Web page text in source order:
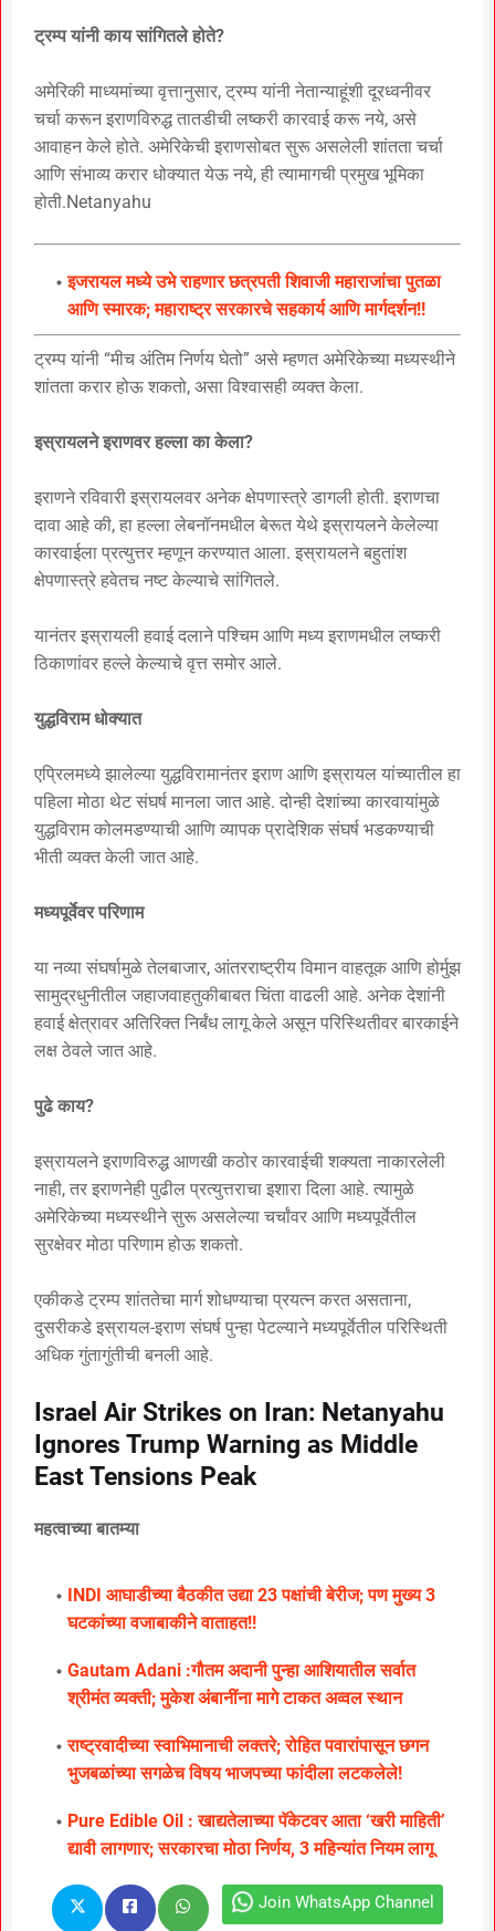
ट्रम्प यांनी काय सांगितले होते?
अमेरिकी माध्यमांच्या वृत्तानुसार, ट्रम्प यांनी नेतान्याहूंशी दूरध्वनीवर
चर्चा करून इराणविरुद्ध तातडीची लष्करी कारवाई करू नये, असे
आवाहन केले होते. अमेरिकेची इराणसोबत सुरू असलेली शांतता चर्चा
आणि संभाव्य करार धोक्यात येऊ नये, ही त्यामागची प्रमुख भूमिका
होती.Netanyahu
इजरायल मध्ये उभे राहणार छत्रपती शिवाजी महाराजांचा पुतळा
आणि स्मारक; महाराष्ट्र सरकारचे सहकार्य आणि मार्गदर्शन!!
ट्रम्प यांनी “मीच अंतिम निर्णय घेतो” असे म्हणत अमेरिकेच्या मध्यस्थीने
शांतता करार होऊ शकतो, असा विश्वासही व्यक्त केला.
इस्रायलने इराणवर हल्ला का केला?
इराणने रविवारी इस्रायलवर अनेक क्षेपणास्त्रे डागली होती. इराणचा
दावा आहे की, हा हल्ला लेबनॉनमधील बेरूत येथे इस्रायलने केलेल्या
कारवाईला प्रत्युत्तर म्हणून करण्यात आला. इस्रायलने बहुतांश
क्षेपणास्त्रे हवेतच नष्ट केल्याचे सांगितले.
यानंतर इस्रायली हवाई दलाने पश्चिम आणि मध्य इराणमधील लष्करी
ठिकाणांवर हल्ले केल्याचे वृत्त समोर आले.
युद्धविराम धोक्यात
एप्रिलमध्ये झालेल्या युद्धविरामानंतर इराण आणि इस्रायल यांच्यातील हा
पहिला मोठा थेट संघर्ष मानला जात आहे. दोन्ही देशांच्या कारवायांमुळे
युद्धविराम कोलमडण्याची आणि व्यापक प्रादेशिक संघर्ष भडकण्याची
भीती व्यक्त केली जात आहे.
मध्यपूर्वेवर परिणाम
या नव्या संघर्षामुळे तेलबाजार, आंतरराष्ट्रीय विमान वाहतूक आणि होर्मुझ
सामुद्रधुनीतील जहाजवाहतुकीबाबत चिंता वाढली आहे. अनेक देशांनी
हवाई क्षेत्रावर अतिरिक्त निर्बंध लागू केले असून परिस्थितीवर बारकाईने
लक्ष ठेवले जात आहे.
पुढे काय?
इस्रायलने इराणविरुद्ध आणखी कठोर कारवाईची शक्यता नाकारलेली
नाही, तर इराणनेही पुढील प्रत्युत्तराचा इशारा दिला आहे. त्यामुळे
अमेरिकेच्या मध्यस्थीने सुरू असलेल्या चर्चांवर आणि मध्यपूर्वेतील
सुरक्षेवर मोठा परिणाम होऊ शकतो.
एकीकडे ट्रम्प शांततेचा मार्ग शोधण्याचा प्रयत्न करत असताना,
दुसरीकडे इस्रायल-इराण संघर्ष पुन्हा पेटल्याने मध्यपूर्वेतील परिस्थिती
अधिक गुंतागुंतीची बनली आहे.
Israel Air Strikes on Iran: Netanyahu
Ignores Trump Warning as Middle
East Tensions Peak
महत्वाच्या बातम्या
INDI आघाडीच्या बैठकीत उद्या 23 पक्षांची बेरीज; पण मुख्य 3
घटकांच्या वजाबाकीने वाताहत!!
Gautam Adani :गौतम अदानी पुन्हा आशियातील सर्वात
श्रीमंत व्यक्ती; मुकेश अंबानींना मागे टाकत अव्वल स्थान
राष्ट्रवादीच्या स्वाभिमानाची लक्तरे; रोहित पवारांपासून छगन
भुजबळांच्या सगळेच विषय भाजपच्या फांदीला लटकलेले!
Pure Edible Oil : खाद्यतेलाच्या पॅकेटवर आता ‘खरी माहिती’
द्यावी लागणार; सरकारचा मोठा निर्णय, 3 महिन्यांत नियम लागू
Join WhatsApp Channel